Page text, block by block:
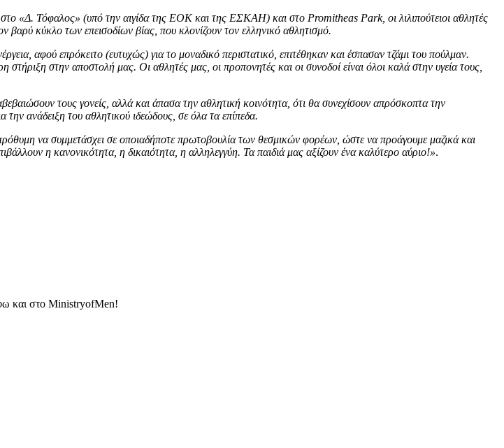
«Δ. Τόφαλος» (υπό την αιγίδα της ΕΟΚ και της ΕΣΚΑΗ) και στο Promitheas Park, οι λιλιπούτειοι αθλητές
βαρύ κύκλο των επεισοδίων βίας, που κλονίζουν τον ελληνικό αθλητισμό.
αφού επρόκειτο (ευτυχώς) για το μοναδικό περιστατικό, επιτέθηκαν και έσπασαν τζάμι του πούλμαν.
στην αποστολή μας. Οι αθλητές μας, οι προπονητές και οι συνοδοί είναι όλοι καλά στην υγεία τους,
τους γονείς, αλλά και άπασα την αθλητική κοινότητα, ότι θα συνεχίσουν απρόσκοπτα την
ανάδειξη του αθλητικού ιδεώδους, σε όλα τα επίπεδα.
να συμμετάσχει σε οποιαδήποτε πρωτοβουλία των θεσμικών φορέων, ώστε να προάγουμε μαζικά και
η κανονικότητα, η δικαιότητα, η αλληλεγγύη. Τα παιδιά μας αξίζουν ένα καλύτερο αύριο!».
και στο MinistryofMen!